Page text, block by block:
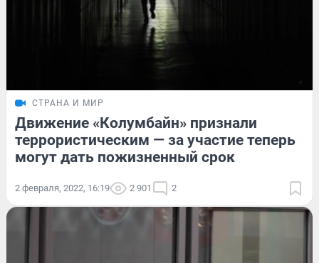
СТРАНА И МИР
Движение «Колумбайн» признали
террористическим — за участие теперь
могут дать пожизненный срок
2 февраля, 2022, 16:19 2 901 2